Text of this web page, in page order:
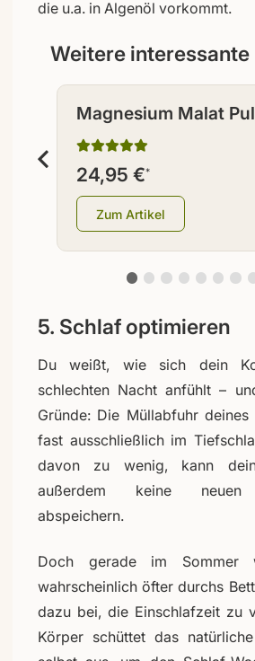
die u.a. in Algenöl vorkommt.
Weitere interessante
Magnesium Malat
g
24,95 €*
Zum Artikel
5. Schlaf optimieren
Du weißt, wie sich dein
schlechten Nacht anfühlt –
Gründe: Die Müllabfuhr
fast ausschließlich im
davon zu wenig, kann
außerdem keine neuen
abspeichern.
Doch gerade im
wahrscheinlich öfter durchs
dazu bei, die Einschlafzeit zu
Körper schüttet das